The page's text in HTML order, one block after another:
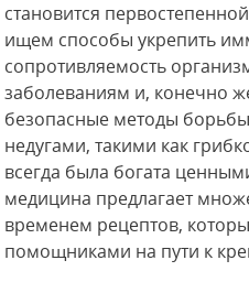
становится
ищем способы укрепить
сопротивляемость
заболеваниям и, конечно
безопасные методы
недугами, такими как
всегда была богата
медицина предлагает
временем рецептов,
помощниками на пути к